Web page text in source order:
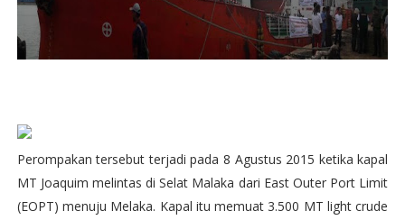
Perompakan tersebut terjadi pada 8 Agustus 2015 ketika kapal
MT Joaquim melintas di Selat Malaka dari East Outer Port Limit
(EOPT) menuju Melaka. Kapal itu memuat 3.500 MT light crude